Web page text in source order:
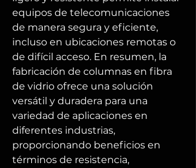
equipos de telecomunicaciones
de manera segura y eficiente,
incluso en ubicaciones remotas o
de difícil acceso. En resumen, la
fabricación de columnas en fibra
de vidrio ofrece una solución
versátil y duradera para una
variedad de aplicaciones en
diferentes industrias,
proporcionando beneficios en
términos de resistencia,